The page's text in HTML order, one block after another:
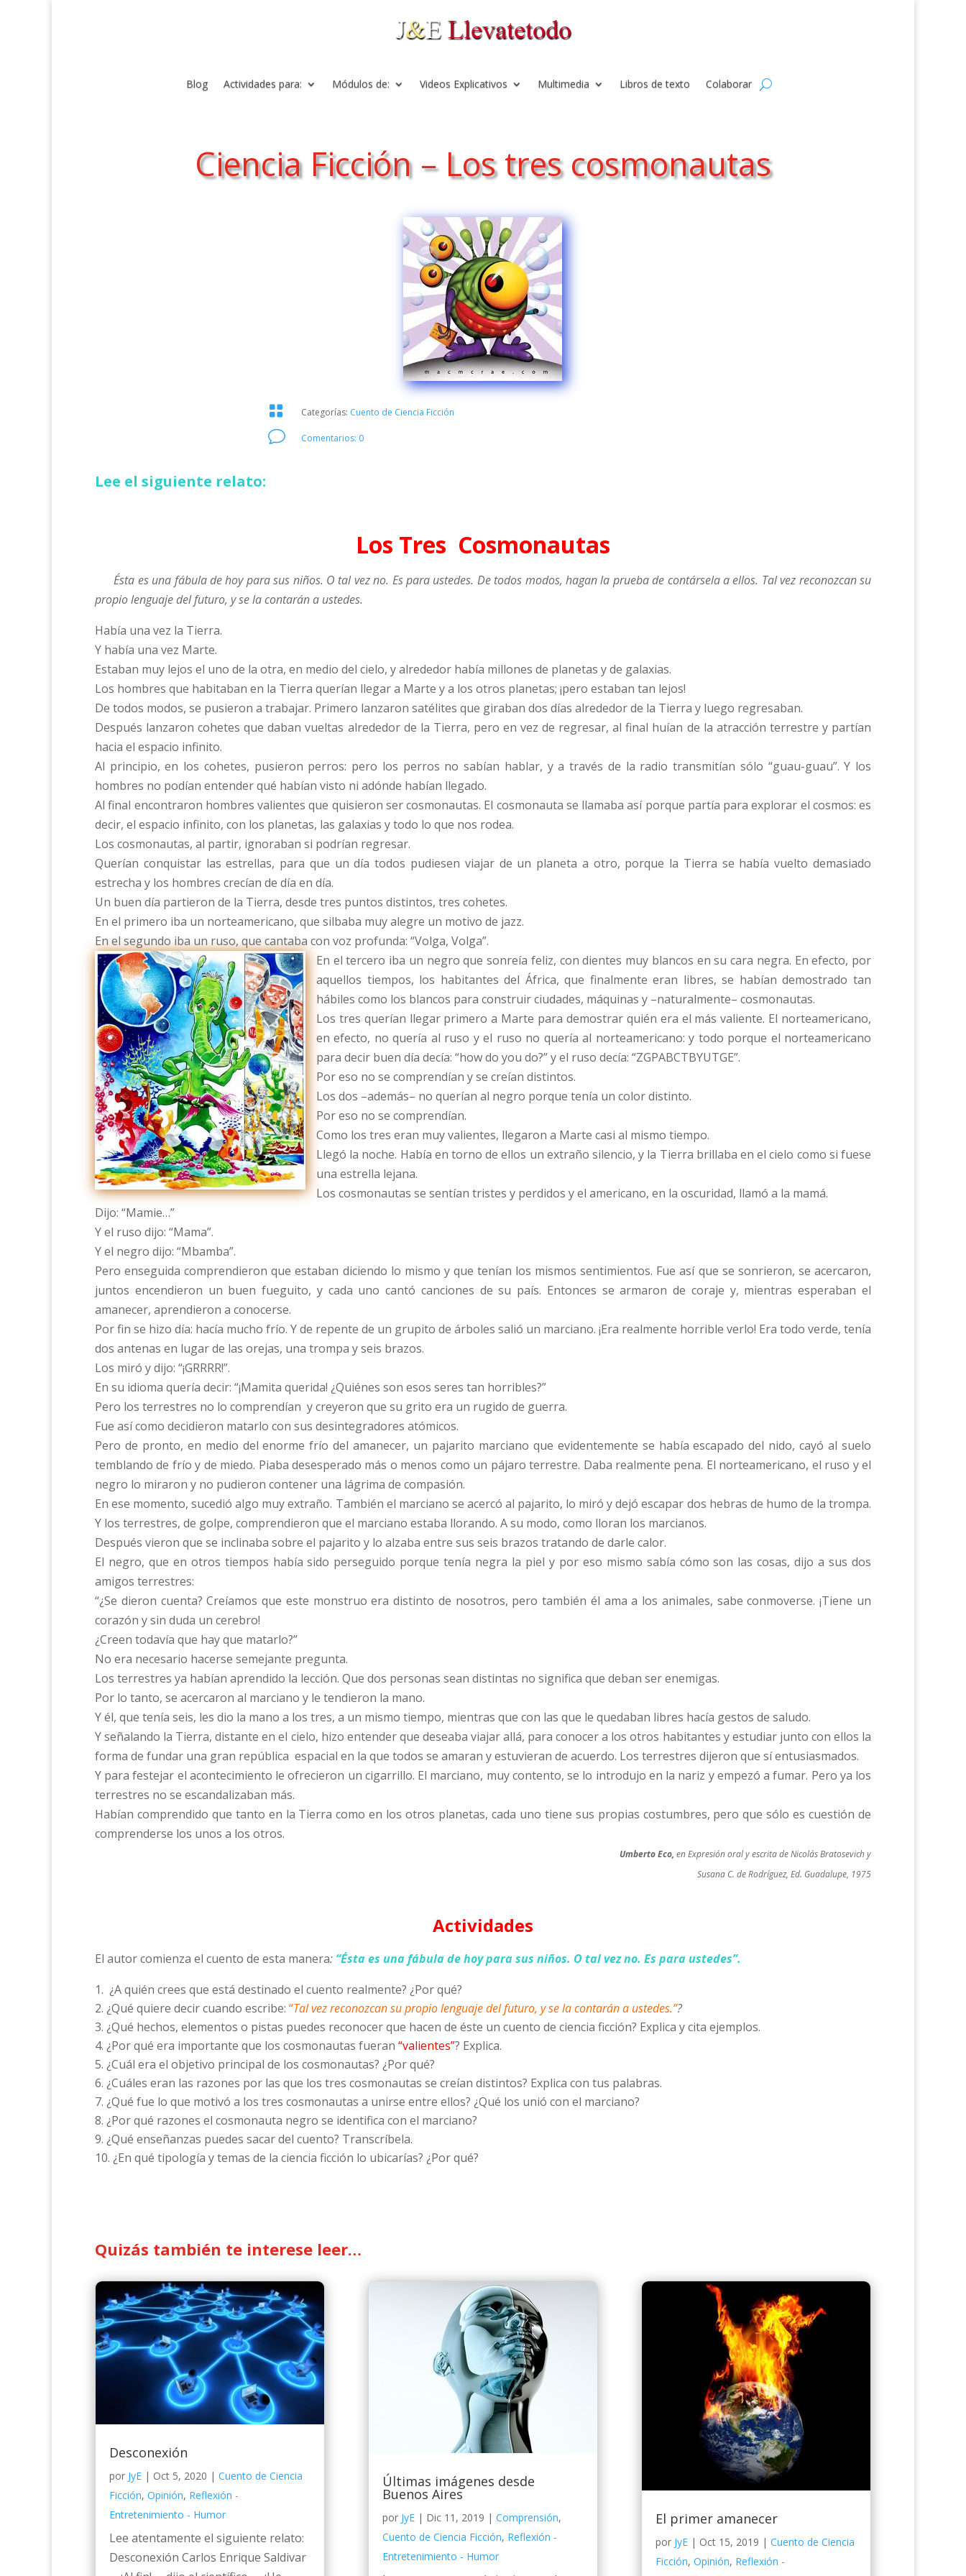
Blog Actividades para: Módulos de: Videos Explicativos Multimedia Libros de texto Colaborar
Ciencia Ficción – Los tres cosmonautas
 Categorías: Cuento de Ciencia Ficción
v Comentarios: 0
Lee el siguiente relato:
Los Tres Cosmonautas
Ésta es una fábula de hoy para sus niños. O tal vez no. Es para ustedes. De todos modos, hagan la prueba de contársela a ellos. Tal vez reconozcan su
propio lenguaje del futuro, y se la contarán a ustedes.
Había una vez la Tierra.
Y había una vez Marte.
Estaban muy lejos el uno de la otra, en medio del cielo, y alrededor había millones de planetas y de galaxias.
Los hombres que habitaban en la Tierra querían llegar a Marte y a los otros planetas; ¡pero estaban tan lejos!
De todos modos, se pusieron a trabajar. Primero lanzaron satélites que giraban dos días alrededor de la Tierra y luego regresaban.
Después lanzaron cohetes que daban vueltas alrededor de la Tierra, pero en vez de regresar, al final huían de la atracción terrestre y partían
hacia el espacio infinito.
Al principio, en los cohetes, pusieron perros: pero los perros no sabían hablar, y a través de la radio transmitían sólo “guau-guau”. Y los
hombres no podían entender qué habían visto ni adónde habían llegado.
Al final encontraron hombres valientes que quisieron ser cosmonautas. El cosmonauta se llamaba así porque partía para explorar el cosmos: es
decir, el espacio infinito, con los planetas, las galaxias y todo lo que nos rodea.
Los cosmonautas, al partir, ignoraban si podrían regresar.
Querían conquistar las estrellas, para que un día todos pudiesen viajar de un planeta a otro, porque la Tierra se había vuelto demasiado
estrecha y los hombres crecían de día en día.
Un buen día partieron de la Tierra, desde tres puntos distintos, tres cohetes.
En el primero iba un norteamericano, que silbaba muy alegre un motivo de jazz.
En el segundo iba un ruso, que cantaba con voz profunda: “Volga, Volga”.
En el tercero iba un negro que sonreía feliz, con dientes muy blancos en su cara negra. En efecto, por
aquellos tiempos, los habitantes del África, que finalmente eran libres, se habían demostrado tan
hábiles como los blancos para construir ciudades, máquinas y –naturalmente– cosmonautas.
Los tres querían llegar primero a Marte para demostrar quién era el más valiente. El norteamericano,
en efecto, no quería al ruso y el ruso no quería al norteamericano: y todo porque el norteamericano
para decir buen día decía: “how do you do?” y el ruso decía: “ZGPABCTBYUTGE”.
Por eso no se comprendían y se creían distintos.
Los dos –además– no querían al negro porque tenía un color distinto.
Por eso no se comprendían.
Como los tres eran muy valientes, llegaron a Marte casi al mismo tiempo.
Llegó la noche. Había en torno de ellos un extraño silencio, y la Tierra brillaba en el cielo como si fuese
una estrella lejana.
Los cosmonautas se sentían tristes y perdidos y el americano, en la oscuridad, llamó a la mamá.
Dijo: “Mamie…”
Y el ruso dijo: “Mama”.
Y el negro dijo: “Mbamba”.
Pero enseguida comprendieron que estaban diciendo lo mismo y que tenían los mismos sentimientos. Fue así que se sonrieron, se acercaron,
juntos encendieron un buen fueguito, y cada uno cantó canciones de su país. Entonces se armaron de coraje y, mientras esperaban el
amanecer, aprendieron a conocerse.
Por fin se hizo día: hacía mucho frío. Y de repente de un grupito de árboles salió un marciano. ¡Era realmente horrible verlo! Era todo verde, tenía
dos antenas en lugar de las orejas, una trompa y seis brazos.
Los miró y dijo: “¡GRRRR!”.
En su idioma quería decir: “¡Mamita querida! ¿Quiénes son esos seres tan horribles?”
Pero los terrestres no lo comprendían y creyeron que su grito era un rugido de guerra.
Fue así como decidieron matarlo con sus desintegradores atómicos.
Pero de pronto, en medio del enorme frío del amanecer, un pajarito marciano que evidentemente se había escapado del nido, cayó al suelo
temblando de frío y de miedo. Piaba desesperado más o menos como un pájaro terrestre. Daba realmente pena. El norteamericano, el ruso y el
negro lo miraron y no pudieron contener una lágrima de compasión.
En ese momento, sucedió algo muy extraño. También el marciano se acercó al pajarito, lo miró y dejó escapar dos hebras de humo de la trompa.
Y los terrestres, de golpe, comprendieron que el marciano estaba llorando. A su modo, como lloran los marcianos.
Después vieron que se inclinaba sobre el pajarito y lo alzaba entre sus seis brazos tratando de darle calor.
El negro, que en otros tiempos había sido perseguido porque tenía negra la piel y por eso mismo sabía cómo son las cosas, dijo a sus dos
amigos terrestres:
“¿Se dieron cuenta? Creíamos que este monstruo era distinto de nosotros, pero también él ama a los animales, sabe conmoverse. ¡Tiene un
corazón y sin duda un cerebro!
¿Creen todavía que hay que matarlo?”
No era necesario hacerse semejante pregunta.
Los terrestres ya habían aprendido la lección. Que dos personas sean distintas no significa que deban ser enemigas.
Por lo tanto, se acercaron al marciano y le tendieron la mano.
Y él, que tenía seis, les dio la mano a los tres, a un mismo tiempo, mientras que con las que le quedaban libres hacía gestos de saludo.
Y señalando la Tierra, distante en el cielo, hizo entender que deseaba viajar allá, para conocer a los otros habitantes y estudiar junto con ellos la
forma de fundar una gran república espacial en la que todos se amaran y estuvieran de acuerdo. Los terrestres dijeron que sí entusiasmados.
Y para festejar el acontecimiento le ofrecieron un cigarrillo. El marciano, muy contento, se lo introdujo en la nariz y empezó a fumar. Pero ya los
terrestres no se escandalizaban más.
Habían comprendido que tanto en la Tierra como en los otros planetas, cada uno tiene sus propias costumbres, pero que sólo es cuestión de
comprenderse los unos a los otros.
Umberto Eco, en Expresión oral y escrita de Nicolás Bratosevich y
Susana C. de Rodríguez, Ed. Guadalupe, 1975
Actividades
El autor comienza el cuento de esta manera: “Ésta es una fábula de hoy para sus niños. O tal vez no. Es para ustedes”.
¿A quién crees que está destinado el cuento realmente? ¿Por qué?
¿Qué quiere decir cuando escribe: “Tal vez reconozcan su propio lenguaje del futuro, y se la contarán a ustedes.”?
¿Qué hechos, elementos o pistas puedes reconocer que hacen de éste un cuento de ciencia ficción? Explica y cita ejemplos.
¿Por qué era importante que los cosmonautas fueran “valientes”? Explica.
¿Cuál era el objetivo principal de los cosmonautas? ¿Por qué?
¿Cuáles eran las razones por las que los tres cosmonautas se creían distintos? Explica con tus palabras.
¿Qué fue lo que motivó a los tres cosmonautas a unirse entre ellos? ¿Qué los unió con el marciano?
¿Por qué razones el cosmonauta negro se identifica con el marciano?
¿Qué enseñanzas puedes sacar del cuento? Transcríbela.
¿En qué tipología y temas de la ciencia ficción lo ubicarías? ¿Por qué?
Quizás también te interese leer…
Desconexión
por JyE | Oct 5, 2020 | Cuento de Ciencia
Ficción, Opinión, Reflexión -
Entretenimiento - Humor
Lee atentamente el siguiente relato:
Desconexión Carlos Enrique Saldivar
Últimas imágenes desde
Buenos Aires
por JyE| Dic 11, 2019 | Comprensión,
Cuento de Ciencia Ficción, Reflexión -
Entretenimiento - Humor
El primer amanecer
por JyE| Oct 15, 2019 | Cuento de Ciencia
Ficción, Opinión, Reflexión -